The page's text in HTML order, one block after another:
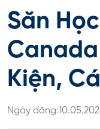
Săn
Kiện,
Ngày đăng: